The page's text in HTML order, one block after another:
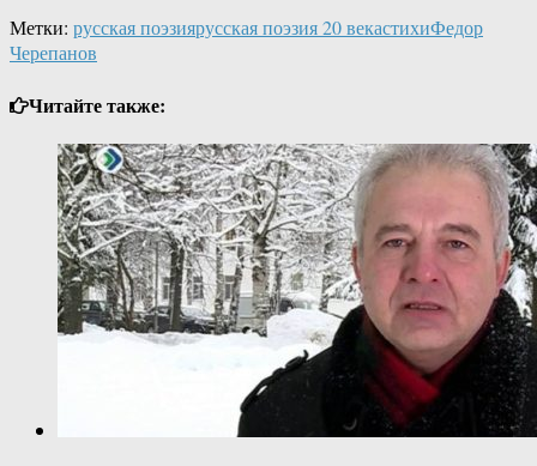
Метки: русская поэзиярусская поэзия 20 векастихиФедор
Черепанов
Читайте также: